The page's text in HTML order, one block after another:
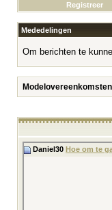
Registreer
Mededelingen
Om berichten te
Daniel30 Hoe om te